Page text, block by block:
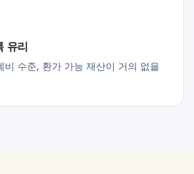
유리
비 수준, 환가 가능 재산이 거의 없을